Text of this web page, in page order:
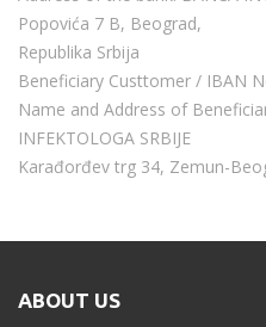
Popovića 7 B, Beograd,
Republika Srbija
Beneficiary Custtomer / IBAN
Name and Address of
INFEKTOLOGA SRBIJE
Karađorđev trg 34, Zemun-
ABOUT US